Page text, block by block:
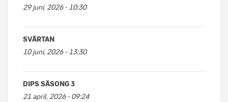
29 juni, 2026 - 10:30
SVÄRTAN
10 juni, 2026 - 13:30
DIPS SÄSONG 3
21 april, 2026 - 09:24